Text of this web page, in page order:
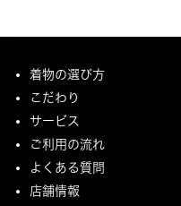
着物の選び方
こだわり
サービス
ご利用の流れ
よくある質問
店舗情報